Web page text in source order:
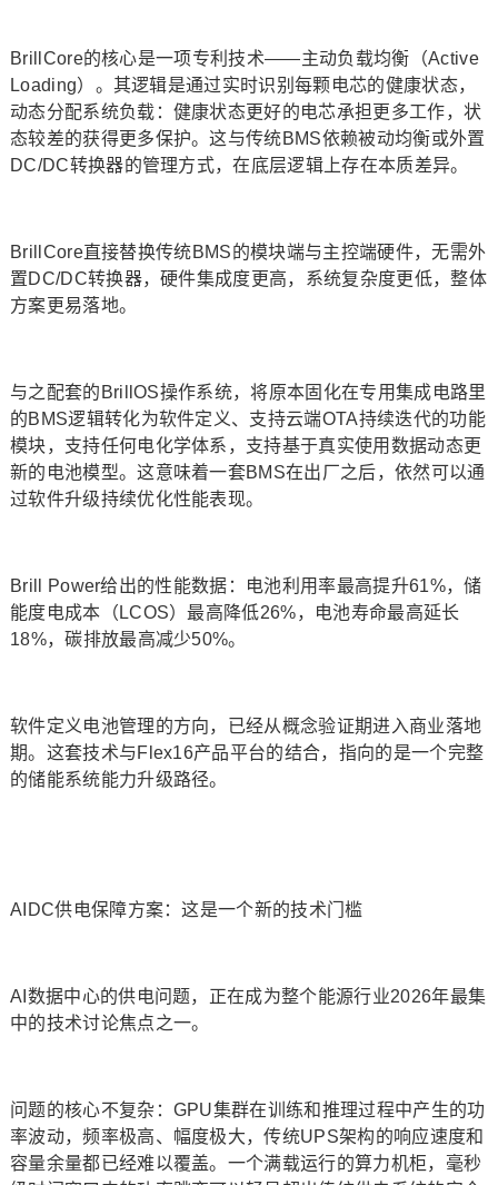
BrillCore的核心是一项专利技术——主动负载均衡（Active
Loading）。其逻辑是通过实时识别每颗电芯的健康状态，
动态分配系统负载：健康状态更好的电芯承担更多工作，状
态较差的获得更多保护。这与传统BMS依赖被动均衡或外置
DC/DC转换器的管理方式，在底层逻辑上存在本质差异。
BrillCore直接替换传统BMS的模块端与主控端硬件，无需外
置DC/DC转换器，硬件集成度更高，系统复杂度更低，整体
方案更易落地。
与之配套的BrillOS操作系统，将原本固化在专用集成电路里
的BMS逻辑转化为软件定义、支持云端OTA持续迭代的功能
模块，支持任何电化学体系，支持基于真实使用数据动态更
新的电池模型。这意味着一套BMS在出厂之后，依然可以通
过软件升级持续优化性能表现。
Brill Power给出的性能数据：电池利用率最高提升61%，储
能度电成本（LCOS）最高降低26%，电池寿命最高延长
18%，碳排放最高减少50%。
软件定义电池管理的方向，已经从概念验证期进入商业落地
期。这套技术与Flex16产品平台的结合，指向的是一个完整
的储能系统能力升级路径。
AIDC供电保障方案：这是一个新的技术门槛
AI数据中心的供电问题，正在成为整个能源行业2026年最集
中的技术讨论焦点之一。
问题的核心不复杂：GPU集群在训练和推理过程中产生的功
率波动，频率极高、幅度极大，传统UPS架构的响应速度和
容量余量都已经难以覆盖。一个满载运行的算力机柜，毫秒